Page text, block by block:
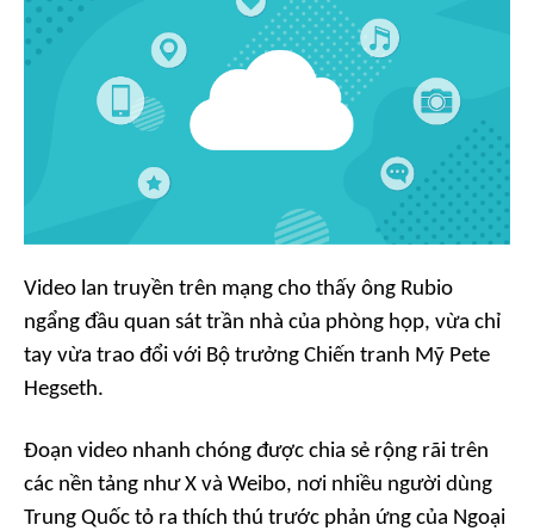
Video lan truyền trên mạng cho thấy ông Rubio
ngẩng đầu quan sát trần nhà của phòng họp, vừa chỉ
tay vừa trao đổi với Bộ trưởng Chiến tranh Mỹ Pete
Hegseth.
Đoạn video nhanh chóng được chia sẻ rộng rãi trên
các nền tảng như X và Weibo, nơi nhiều người dùng
Trung Quốc tỏ ra thích thú trước phản ứng của Ngoại